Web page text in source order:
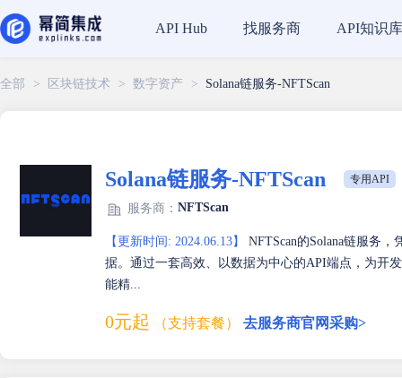
API Hub 找服务商 API知识库
全部 > 区块链技术 > 数字资产 > Solana链服务-NFTScan
Solana链服务-NFTScan 专用API
服务商： NFTScan
【更新时间: 2024.06.13】
NFTScan的Solana链服务
据。通过一套高效、以数据为中心的API端点，为开
能精...
0元起 （支持套餐） 去服务商官网采购>